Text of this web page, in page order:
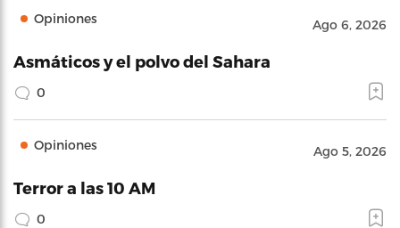
Opiniones Ago 6, 2026
Asmáticos y el polvo del Sahara
0
Opiniones Ago 5, 2026
Terror a las 10 AM
0